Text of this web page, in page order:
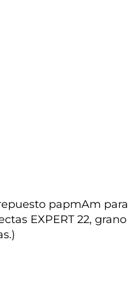
papmAm para
EXPERT 22, grano